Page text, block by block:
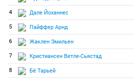
4 Дале Йоханнес
5 Пайффер Арнд
6 Жаклен Эмильен
7 Кристиансен Ветле-Сьястад
8 Бё Тарьей